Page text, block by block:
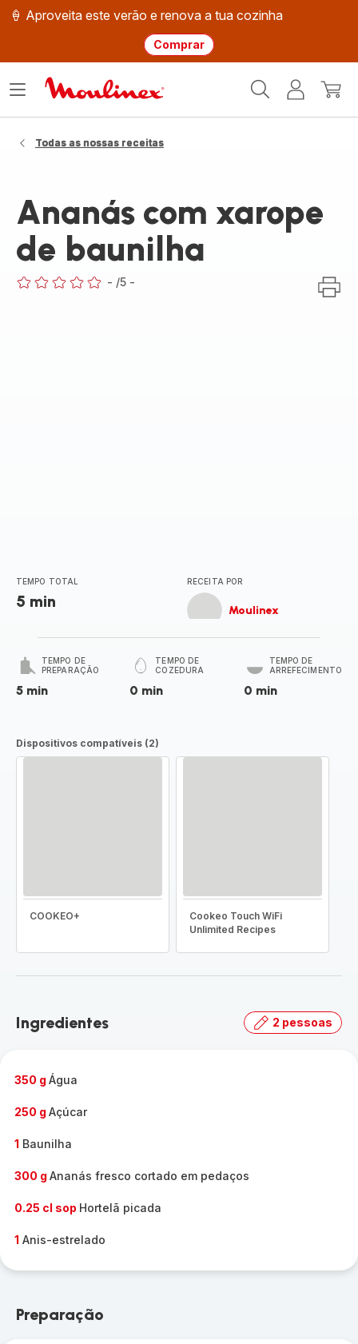
🍦 Aproveita este verão e renova a tua cozinha
Comprar
Moulinex
O
Abrir
Todas as nossas receitas
Ananás com xarope
de baunilha
- /5 -
TEMPO TOTAL
5 min
RECEITA POR
Moulinex
TEMPO DE
PREPARAÇÃO
5 min
TEMPO DE
COZEDURA
0 min
TEMPO DE
ARREFECIMENTO
0 min
Dispositivos compatíveis (2)
COOKEO+
Cookeo Touch WiFi
Unlimited Recipes
Ingredientes 2 pessoas
350 g Água
250 g Açúcar
1 Baunilha
300 g Ananás fresco cortado em pedaços
0.25 cl sop Hortelã picada
1 Anis-estrelado
Preparação